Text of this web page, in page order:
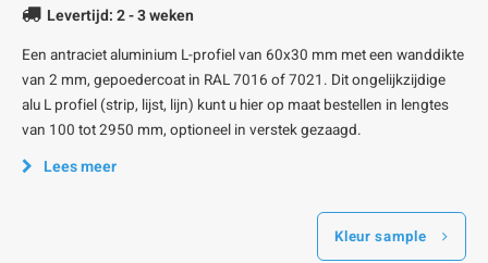
Levertijd: 2 - 3 weken
Een antraciet aluminium L-profiel van 60x30 mm met een wanddikte
van 2 mm, gepoedercoat in RAL 7016 of 7021. Dit ongelijkzijdige
alu L profiel (strip, lijst, lijn) kunt u hier op maat bestellen in lengtes
van 100 tot 2950 mm, optioneel in verstek gezaagd.
Lees meer
Kleur sample